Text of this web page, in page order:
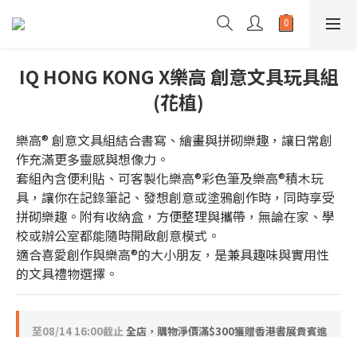
IQ HONG KONG X樂高 創意文具玩具組
(花植)
樂高® 創意文具組結合書寫、繪畫與拼砌樂趣，讓日常創
作充滿更多靈感與想像力。
套組內含便利貼、可客製化樂高®彩色筆及樂高®積木玩
具，讓你在記錄筆記、發想創意或塗鴉創作時，同時享受
拼砌樂趣。附有收納盒，方便整理與攜帶，無論在家、學
校或辦公室都能隨時開啟創意模式。
適合喜愛創作與樂高®的大小朋友，是兼具趣味與實用性
的文具禮物選擇。
至08/14 16:00截止全店，購物淨價滿$300獲贈香港書展貴賓進